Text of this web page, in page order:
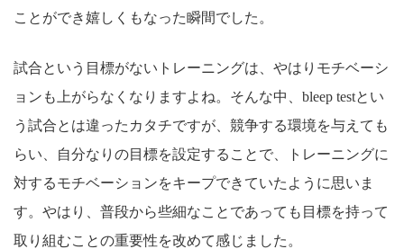
ことができ嬉しくもなった瞬間でした。
試合という目標がないトレーニングは、やはりモチベーシ
ョンも上がらなくなりますよね。そんな中、bleep testとい
う試合とは違ったカタチですが、競争する環境を与えても
らい、自分なりの目標を設定することで、トレーニングに
対するモチベーションをキープできていたように思いま
す。やはり、普段から些細なことであっても目標を持って
取り組むことの重要性を改めて感じました。